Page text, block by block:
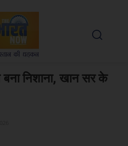
बना निशाना, खान सर के